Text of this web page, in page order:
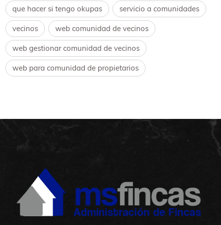
que hacer si tengo okupas servicio a comunidades
vecinos web comunidad de vecinos
web gestionar comunidad de vecinos
web para comunidad de propietarios